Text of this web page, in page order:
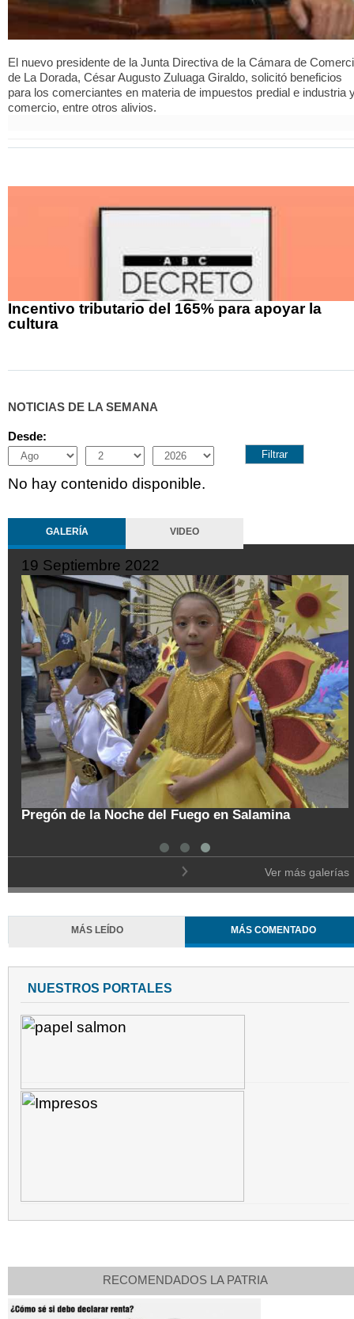
El nuevo presidente de la Junta Directiva de la Cámara de
de La Dorada, César Augusto Zuluaga Giraldo, solicitó beneficios
para los comerciantes en materia de impuestos predial e industria
comercio, entre otros alivios.
Incentivo tributario del 165% para apoyar la
cultura
NOTICIAS DE LA SEMANA
Desde:
Month
Day Year
No hay contenido disponible.
GALERÍA VIDEO
19 Septiembre 2022
Pregón de la Noche del Fuego en Salamina
Ver más galerías
MÁS LEÍDO MÁS COMENTADO
NUESTROS PORTALES
RECOMENDADOS LA PATRIA